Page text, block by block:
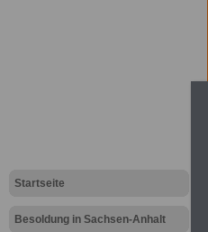
Startseite
Besoldung in Sachsen-Anhalt